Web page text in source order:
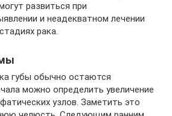
развиться при
и неадекватном лечении
рака.
губы обычно остаются
можно определить увеличение
узлов. Заметить это